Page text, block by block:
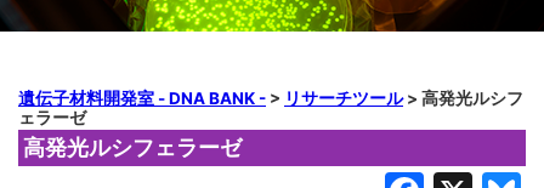
遺伝子材料開発室 - DNA BANK - > リサーチツール> 高発光ルシフ
ェラーゼ
高発光ルシフェラーゼ